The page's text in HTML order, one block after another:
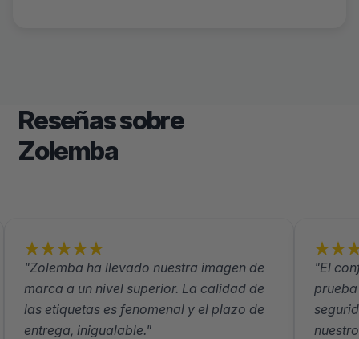
Reseñas sobre
Zolemba
"Zolemba ha llevado nuestra imagen de
marca a un nivel superior. La calidad de
las etiquetas es fenomenal y el plazo de
entrega, inigualable."
"El